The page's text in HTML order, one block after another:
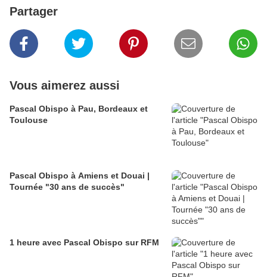
Partager
Vous aimerez aussi
Pascal Obispo à Pau, Bordeaux et
Toulouse
Pascal Obispo à Amiens et Douai |
Tournée "30 ans de succès"
1 heure avec Pascal Obispo sur RFM